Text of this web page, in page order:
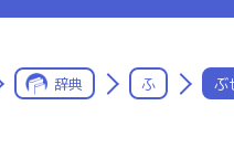
辞典 ふ ぶ